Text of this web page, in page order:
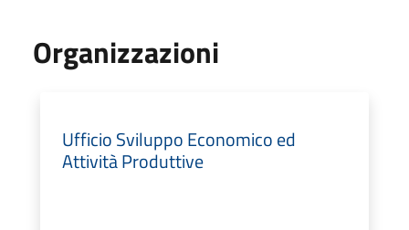
Organizzazioni
Ufficio Sviluppo Economico ed
Attività Produttive